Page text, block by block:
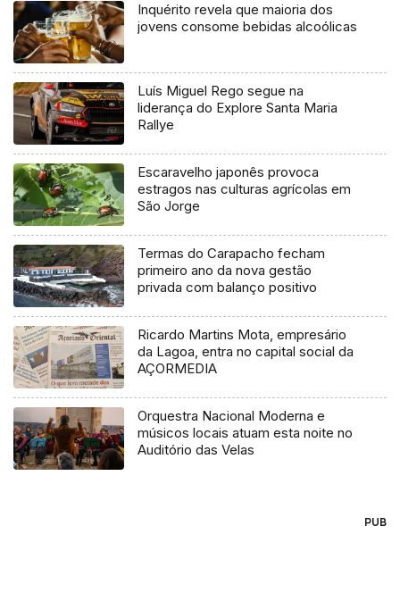
Inquérito revela que maioria dos
jovens consome bebidas alcoólicas
Luís Miguel Rego segue na
liderança do Explore Santa Maria
Rallye
Escaravelho japonês provoca
estragos nas culturas agrícolas em
São Jorge
Termas do Carapacho fecham
primeiro ano da nova gestão
privada com balanço positivo
Ricardo Martins Mota, empresário
da Lagoa, entra no capital social da
AÇORMEDIA
Orquestra Nacional Moderna e
músicos locais atuam esta noite no
Auditório das Velas
PUB